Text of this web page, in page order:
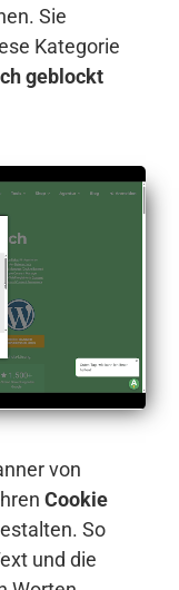
Sie
Kategorie
geblockt
von
Cookie
So
und die